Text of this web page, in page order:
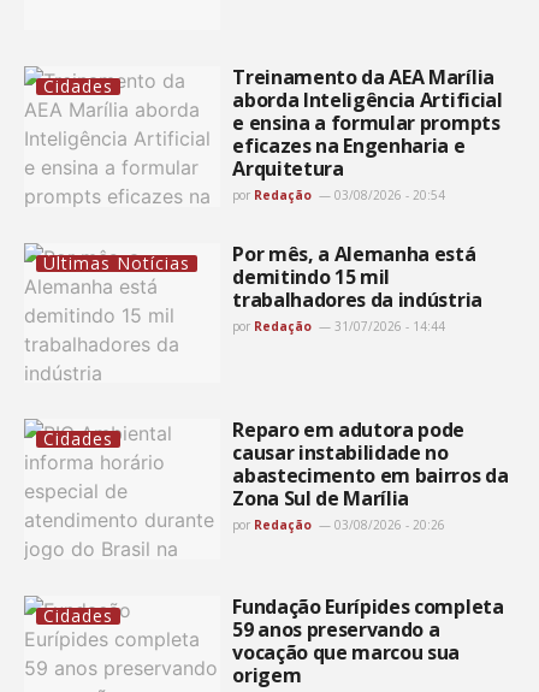
Cidades
Treinamento da AEA Marília
aborda Inteligência Artificial
e ensina a formular prompts
eficazes na Engenharia e
Arquitetura
por Redação 03/08/2026 - 20:54
Últimas Notícias
Por mês, a Alemanha está
demitindo 15 mil
trabalhadores da indústria
por Redação 31/07/2026 - 14:44
Cidades
Reparo em adutora pode
causar instabilidade no
abastecimento em bairros da
Zona Sul de Marília
por Redação 03/08/2026 - 20:26
Cidades
Fundação Eurípides completa
59 anos preservando a
vocação que marcou sua
origem